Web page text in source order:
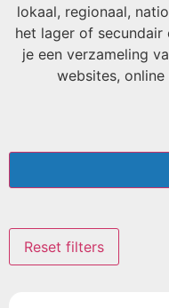
lokaal, regionaal,
het lager of secundair
je een verzameling
websites,
Reset filters